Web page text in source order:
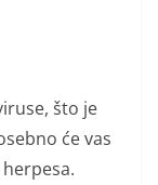
što je
će vas